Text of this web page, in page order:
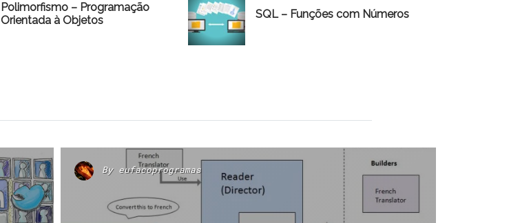
Polimorfismo – Programação
Orientada à Objetos
SQL – Funções com Números
By eufacoprogramas